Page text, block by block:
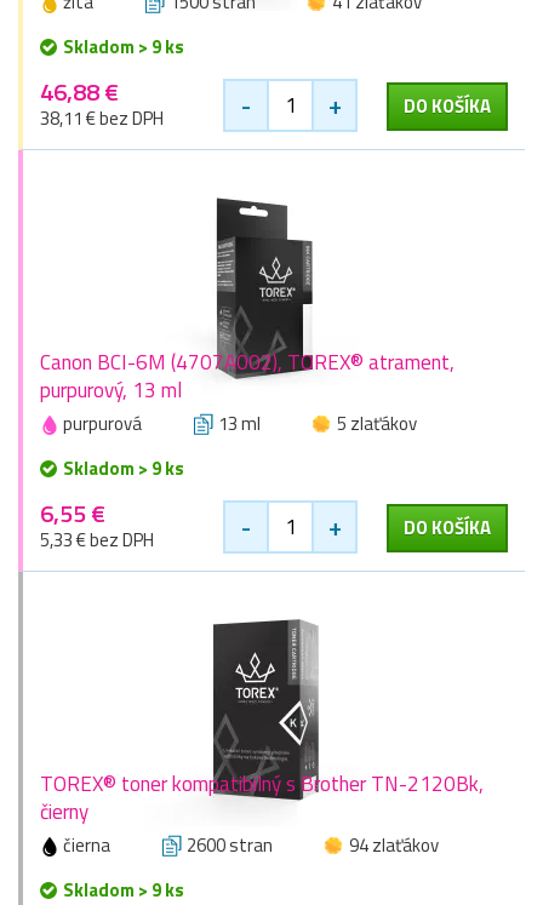
Skladom > 9 ks
46,88 €
38,11 € bez DPH - + DO KOŠÍKA
Canon BCI-6M (4707A002), TOREX® atrament,
purpurový, 13 ml
purpurová 13 ml
5 zlaťákov
Skladom > 9 ks
6,55 €
5,33 € bez DPH - + DO KOŠÍKA
TOREX® toner kompatibilný s Brother TN-2120Bk,
čierny
čierna 2600 stran
94 zlaťákov
Skladom > 9 ks